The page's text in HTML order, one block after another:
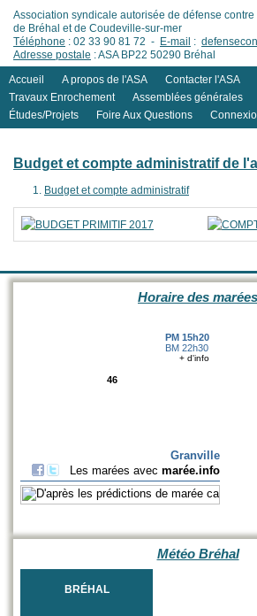
Association syndicale autorisée de défense
de Bréhal et de Coudeville-sur-mer
Téléphone : 02 33 90 81 72 - E-mail :
Adresse postale : ASA BP22 50290 Bréhal
Accueil
A propos de l'ASA Contacter l'ASA
Travaux Enrochement
Assemblées générales
Études/Projets
Foire Aux Questions
Budget et compte administratif de
Budget et compte administratif
Horaire des marées
Météo Bréhal